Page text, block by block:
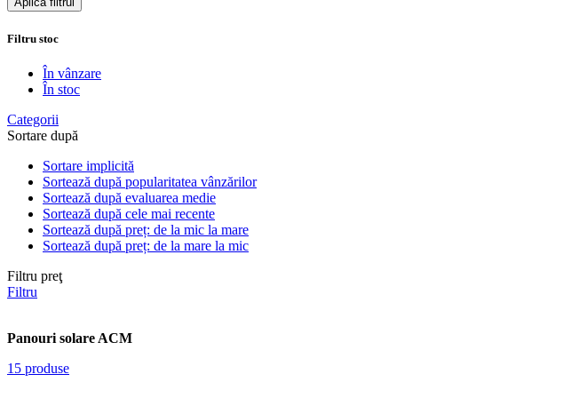
Filtru stoc
În vânzare
În stoc
Categorii
Sortare după
Sortare implicită
Sortează după popularitatea vânzărilor
Sortează după evaluarea medie
Sortează după cele mai recente
Sortează după preț: de la mic la mare
Sortează după preț: de la mare la mic
Filtru preţ
Filtru
Panouri solare ACM
15 produse